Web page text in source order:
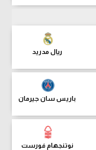
ريال مدريد
باريس سان جيرمان
نوتنجهام فورست